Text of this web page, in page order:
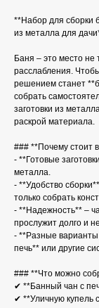
**Набор для сборки
из металла для
Баня – это место не
расслабления.
решением станет
собрать
заготовки из
раскрой материала.
### **Почему стоит
- **Готовые
металла.
- **Удобство
только собрать
- **Надежность** –
прослужит долго и
- **Разные
печь** или другие
### **Что можно
✔ **Банный чан с
✔ **Уличную купель